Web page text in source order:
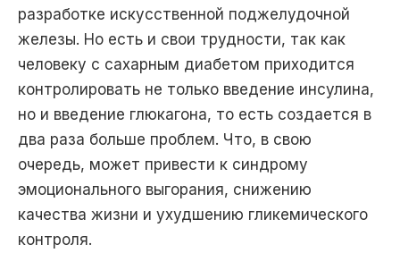
разработке искусственной поджелудочной
железы. Но есть и свои трудности, так как
человеку с сахарным диабетом приходится
контролировать не только введение инсулина,
но и введение глюкагона, то есть создается в
два раза больше проблем. Что, в свою
очередь, может привести к синдрому
эмоционального выгорания, снижению
качества жизни и ухудшению гликемического
контроля.